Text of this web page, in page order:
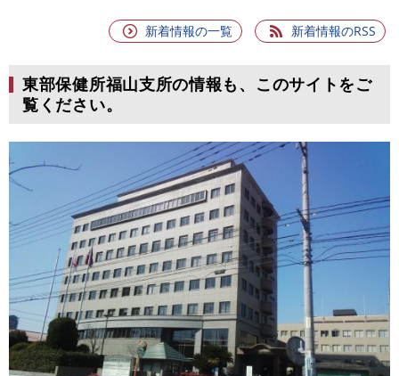
新着情報の一覧 新着情報のRSS
東部保健所福山支所の情報も、このサイトをご
覧ください。